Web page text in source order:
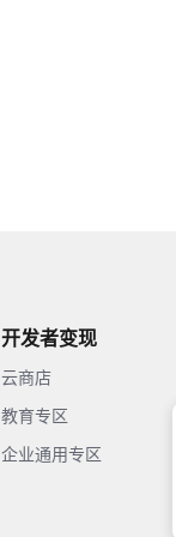
开发者变现
云商店
教育专区
企业通用专区